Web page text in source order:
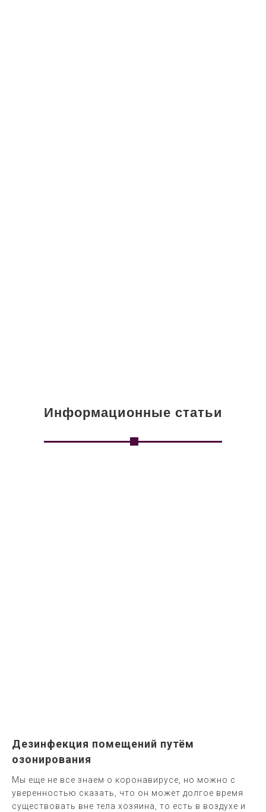
Информационные статьи
Дезинфекция помещений путём
озонирования
Мы еще не все знаем о коронавирусе, но можно с
уверенностью сказать, что он может долгое время
существовать вне тела хозяина, то есть в воздухе и